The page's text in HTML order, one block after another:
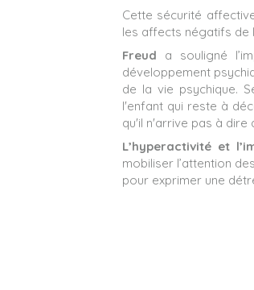
Cette sécurité
les affects négatifs de
Freud a souligné
développement
de la vie psychique.
l'enfant qui reste à
qu'il n'arrive pas à
L’hyperactivité et
mobiliser l’attention
pour exprimer une